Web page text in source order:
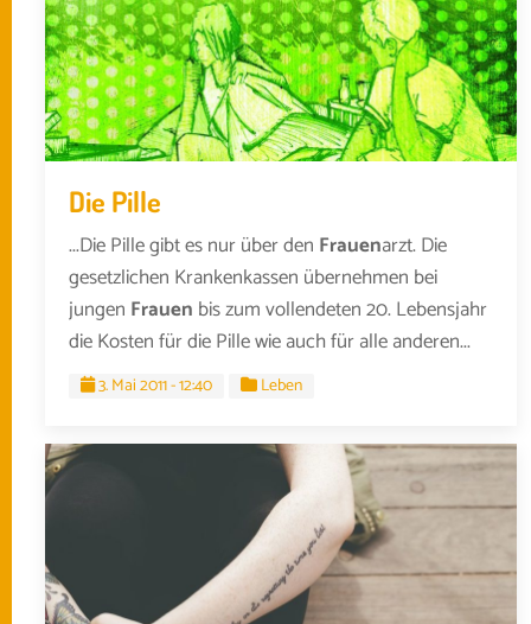
Die Pille
...Die Pille gibt es nur über den Frauenarzt. Die
gesetzlichen Krankenkassen übernehmen bei
jungen Frauen bis zum vollendeten 20. Lebensjahr
die Kosten für die Pille wie auch für alle anderen...
3. Mai 2011 - 12:40 Leben